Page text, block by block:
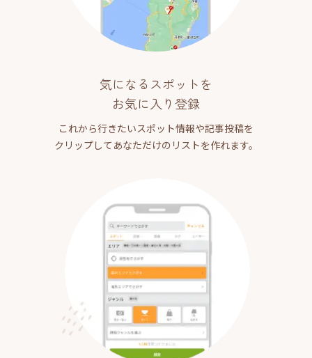
気になるスポットを
お気に入り登録
これから行きたいスポット情報や記事投稿を
クリップしてあなただけのリストを作れます。